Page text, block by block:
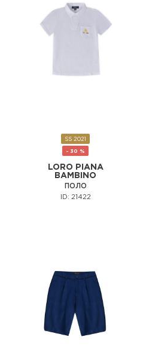
SS 2021
- 30 %
LORO PIANA
BAMBINO
ПОЛО
ID: 21422